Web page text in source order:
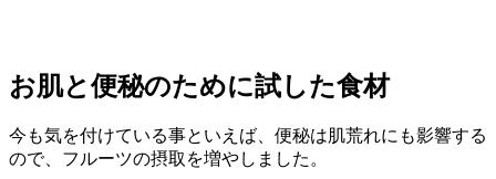
お肌と便秘のために試した食材
今も気を付けている事といえば、便秘は肌荒れにも影響する
ので、フルーツの摂取を増やしました。